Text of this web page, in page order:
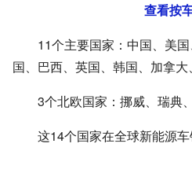
查看按
11个主要国家：中国、美
国、巴西、英国、韩国、加拿大
3个北欧国家：挪威、瑞典
这14个国家在全球新能源车